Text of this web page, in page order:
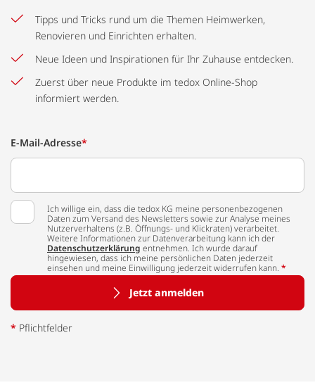
Tipps und Tricks rund um die Themen Heimwerken,
Renovieren und Einrichten erhalten.
Neue Ideen und Inspirationen für Ihr Zuhause entdecken.
Zuerst über neue Produkte im tedox Online-Shop
informiert werden.
E-Mail-Adresse*
Ich willige ein, dass die tedox KG meine personenbezogenen
Daten zum Versand des Newsletters sowie zur Analyse meines
Nutzerverhaltens (z.B. Öffnungs- und Klickraten) verarbeitet.
Weitere Informationen zur Datenverarbeitung kann ich der
Datenschutzerklärung entnehmen. Ich wurde darauf
hingewiesen, dass ich meine persönlichen Daten jederzeit
einsehen und meine Einwilligung jederzeit widerrufen kann. *
Jetzt anmelden
* Pflichtfelder